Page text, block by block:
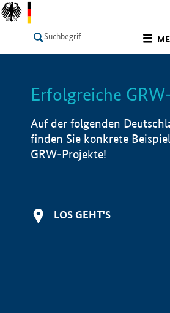
LISTE
Erfolgreiche
Auf der folgenden
finden Sie konkrete
GRW-Projekte!
LOS GEHT'S